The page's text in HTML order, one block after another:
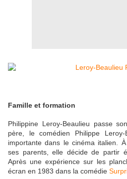
Famille et formation
Philippine Leroy-Beaulieu passe
père, le comédien Philippe
importante dans le cinéma italien.
ses parents, elle décide de partir
Après une expérience sur les
écran en 1983 dans la comédie